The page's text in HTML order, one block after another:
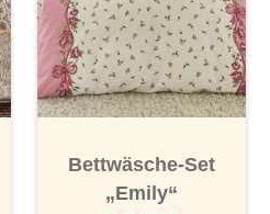
Bettwäsche-Set
„Emily“